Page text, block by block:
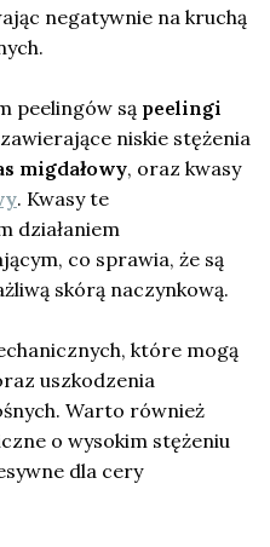
negatywnie na kruchą
peelingów są peelingi
niskie stężenia
migdałowy, oraz kwasy
. Kwasy te
działaniem
co sprawia, że są
skórą naczynkową.
które mogą
uszkodzenia
Warto również
o wysokim stężeniu
dla cery